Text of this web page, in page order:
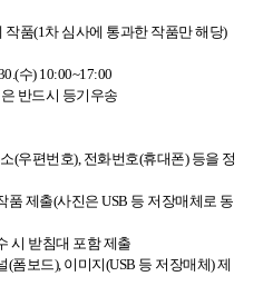
작품(1차 심사에 통과한 작품만 해당)
수) 10:00~17:00
반드시 등기우송
(우편번호), 전화번호(휴대폰) 등을 정
제출(사진은 USB 등 저장매체로 동
시 받침대 포함 제출
폼보드), 이미지(USB 등 저장매체) 제